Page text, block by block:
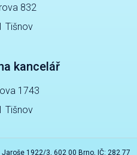
832
Tišnov
kancelář
1743
Tišnov
Jaroše 1922/3, 602 00 Brno, IČ: 282 77